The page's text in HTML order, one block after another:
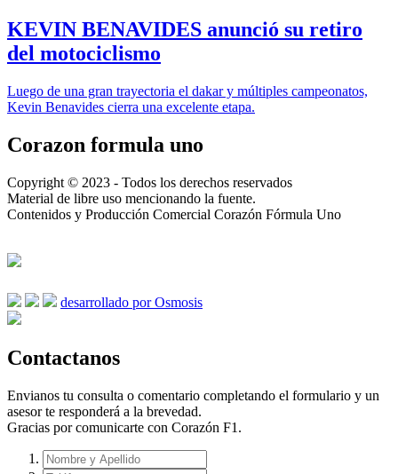
KEVIN BENAVIDES anunció su retiro
del motociclismo
Luego de una gran trayectoria el dakar y múltiples campeonatos,
Kevin Benavides cierra una excelente etapa.
Corazon formula uno
Copyright © 2023 - Todos los derechos reservados
Material de libre uso mencionando la fuente.
Contenidos y Producción Comercial Corazón Fórmula Uno
desarrollado por Osmosis
Contactanos
Envianos tu consulta o comentario completando el formulario y un
asesor te responderá a la brevedad.
Gracias por comunicarte con Corazón F1.